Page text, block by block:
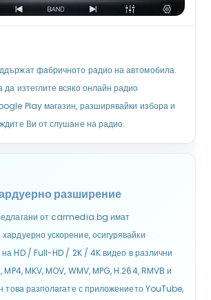
фабричното радио на автомобила.
изтеглите всяко онлайн радио
Play магазин, разширявайки избора и
Ви от слушане на радио.
разширение
от carmedia.bg имат
ускорение, осигурявайки
HD / Full-HD / 2K / 4K видео в различни
MKV, MOV, WMV, MPG, H.264, RMVB и
това разполагате с приложението YouTube,